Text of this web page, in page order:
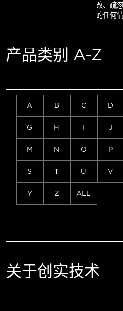
改、疏
的任何情
产品类别 A-Z
A B C D
G H I J
M N O P
S T U V
Y Z ALL
关于创实技术